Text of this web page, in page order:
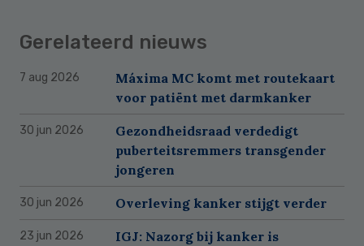
Gerelateerd nieuws
7 aug 2026
Máxima MC komt met routekaart
voor patiënt met darmkanker
30 jun 2026
Gezondheidsraad verdedigt
puberteitsremmers transgender
jongeren
30 jun 2026 Overleving kanker stijgt verder
23 jun 2026
IGJ: Nazorg bij kanker is